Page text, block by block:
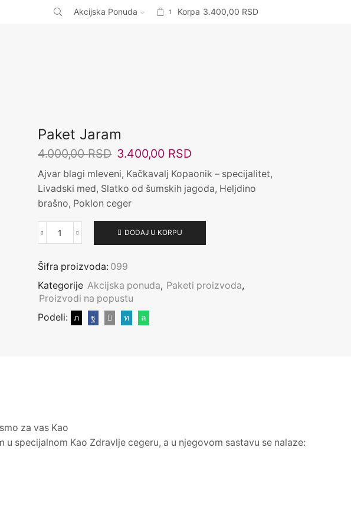
Akcijska Ponuda 1 Korpa 3.400,00 RSD
Paket Jaram
4.000,00RSD Originalna
cena
je
bila:
4.000,00 RSD.
3.400,00 RSD
cena
je:
3.400,00 RSD.
Ajvar blagi mleveni, Kačkavalj Kopaonik – specijalitet,
Livadski med, Slatko od šumskih jagoda, Heljdino
brašno, Poklon ceger
Paket
količina
DODAJ U KORPU
Šifra proizvoda: 099
Kategorije Akcijska ponuda, Paketi proizvoda,
Proizvodi na popustu
Podeli:
za vas Kao
u specijalnom Kao Zdravlje cegeru, a u njegovom sastavu se nalaze: